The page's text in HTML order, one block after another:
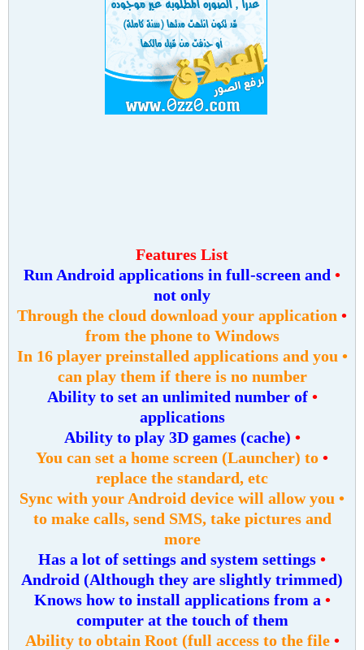
Features List
•
Run Android applications in full-screen and
not only
•
Through the cloud download your application
from the phone to Windows
• In 16 player preinstalled applications and you
can play them if there is no number
•
Ability to set an unlimited number of
applications
•
•
You can set a home screen (Launcher) to
replace the standard, etc
• Sync with your Android device will allow you
to make calls, send SMS, take pictures and
more
•
Has a lot of settings and system settings
Android (Although they are slightly trimmed)
•
Knows how to install applications from a
computer at the touch of them
•
Ability to obtain Root (full access to the file